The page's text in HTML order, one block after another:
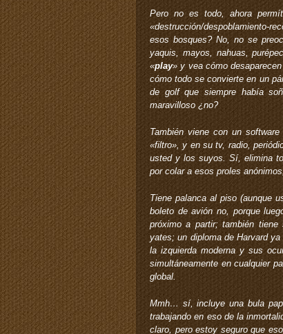
Pero no es todo, ahora
«destrucción/despoblamiento-
esos bosques? No, no se
yaquis, mayos, nahuas,
«play» y vea cómo
cómo todo se convierte en un
de golf que siempre había
maravilloso ¿no?
También viene con un
«filtro», y en su tv, radio,
usted y los suyos. Sí, elimina
por colar a esos proles
Tiene palanca al piso (aunque
boleto de avión no, porque
próximo a partir; también tiene
yates; un diploma de Harvard
la izquierda moderna y sus
simultáneamente en cualquier
global.
Mmh… sí, incluye una bula
trabajando en eso de la
claro, pero estoy seguro que